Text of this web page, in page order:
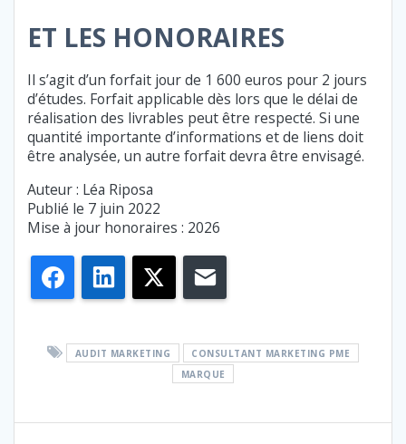
ET LES HONORAIRES
Il s’agit d’un forfait jour de 1 600 euros pour 2 jours
d’études. Forfait applicable dès lors que le délai de
réalisation des livrables peut être respecté. Si une
quantité importante d’informations et de liens doit
être analysée, un autre forfait devra être envisagé.
Auteur : Léa Riposa
Publié le 7 juin 2022
Mise à jour honoraires : 2026
FacebookLinkedIn
AUDIT MARKETING
CONSULTANT MARKETING PME
MARQUE